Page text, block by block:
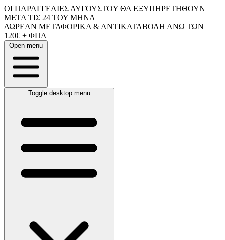
ΟΙ ΠΑΡΑΓΓΕΛΙΕΣ ΑΥΓΟΥΣΤΟΥ ΘΑ ΕΞΥΠΗΡΕΤΗΘΟΥΝ
ΜΕΤΑ ΤΙΣ 24 ΤΟΥ ΜΗΝΑ
ΔΩΡΕΑΝ ΜΕΤΑΦΟΡΙΚΑ & ΑΝΤΙΚΑΤΑΒΟΛΗ ΑΝΩ ΤΩΝ
120€ + ΦΠΑ
Open menu
Toggle desktop menu